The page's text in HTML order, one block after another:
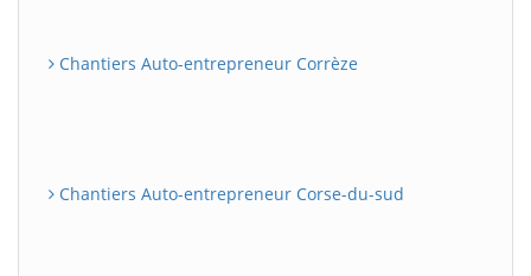
Chantiers Auto-entrepreneur Corrèze
Chantiers Auto-entrepreneur Corse-du-sud